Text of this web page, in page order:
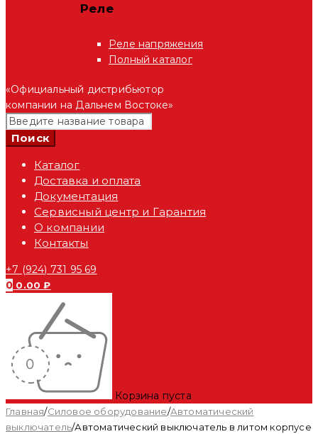
Реле
Реле напряжения
Полный каталог
«Официальный дистрибьютор
компании на Дальнем Востоке»
Каталог
Доставка и оплата
Документация
Сервисный центр и Гарантия
О компании
Контакты
+7 (924) 731 95 69
0 0.00₽
Корзина пуста
Главная/Силовое оборудование/Автоматический
выключатель/Автоматический выключатель в литом корпусе